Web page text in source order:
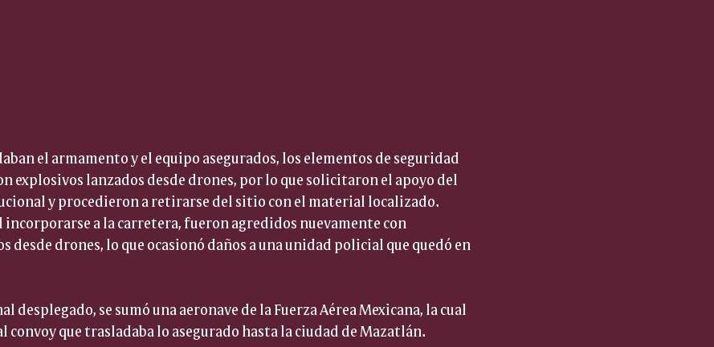
el armamento y el equipo asegurados, los elementos de seguridad
explosivos lanzados desde drones, por lo que solicitaron el apoyo del
y procedieron a retirarse del sitio con el material localizado.
a la carretera, fueron agredidos nuevamente con
desde drones, lo que ocasionó daños a una unidad policial que quedó en
desplegado, se sumó una aeronave de la Fuerza Aérea Mexicana, la cual
que trasladaba lo asegurado hasta la ciudad de Mazatlán.